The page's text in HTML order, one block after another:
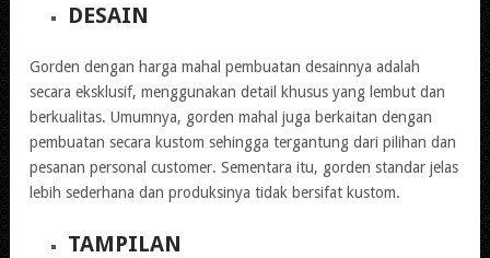
DESAIN
Gorden dengan harga mahal pembuatan desainnya adalah
secara eksklusif, menggunakan detail khusus yang lembut dan
berkualitas. Umumnya, gorden mahal juga berkaitan dengan
pembuatan secara kustom sehingga tergantung dari pilihan dan
pesanan personal customer. Sementara itu, gorden standar jelas
lebih sederhana dan produksinya tidak bersifat kustom.
TAMPILAN